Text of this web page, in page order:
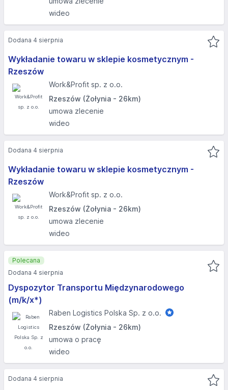
wideo
Wykładanie towaru w sklepie kosmetycznym -
Rzeszów
Work&Profit sp. z o.o.
Rzeszów (Żołynia - 26km)
umowa zlecenie
wideo
Dodana 4 sierpnia
Wykładanie towaru w sklepie kosmetycznym -
Rzeszów
Work&Profit sp. z o.o.
Rzeszów (Żołynia - 26km)
umowa zlecenie
wideo
Dodana 4 sierpnia
Dyspozytor Transportu Międzynarodowego
(m/k/x*)
Raben Logistics Polska Sp. z o.o.
Rzeszów (Żołynia - 26km)
umowa o pracę
wideo
Polecana
Dodana 4 sierpnia
Dodana 4 sierpnia